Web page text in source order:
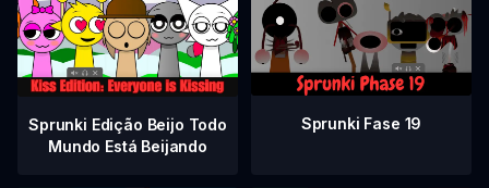
Sprunki Edição Beijo Todo
Mundo Está Beijando
Sprunki Fase 19